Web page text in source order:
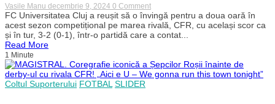
Vasile Manu decembrie 9, 2024 0 Commenton
„U”
Cluj
revine
în
lider
al
FC Universitatea Cluj a reușit să o învingă pentru a doua oară în
acest sezon competițional pe marea rivală, CFR, cu același scor ca
și în tur, 3-2 (0-1), într-o partidă care a contat...
Read More
1 Minute
Coltul Suporterului FOTBAL SLIDER